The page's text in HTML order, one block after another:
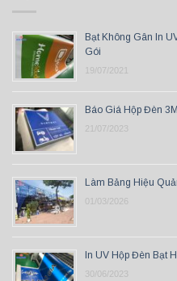
Bạt Không Gân In
Gói
19/07/2021
Báo Giá Hộp Đèn
21/07/2023
Làm Bảng Hiệu
01/03/2026
In UV Hộp Đèn Bạt
30/06/2023